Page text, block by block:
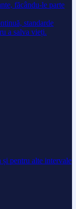
făcându-le parte
standarde
a salva vieți.
pentru alte intervale